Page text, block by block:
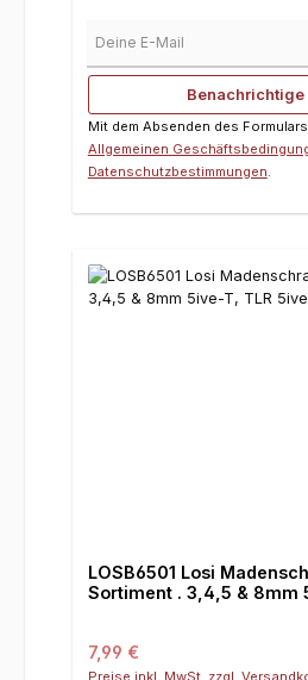
Benachrichtige
Mit dem Absenden des
Allgemeinen
Datenschutzbestimmungen.
LOSB6501 Losi
Sortiment . 3,4,5 & 8mm
Regulärer Preis:
7,99 €
Preise inkl. MwSt. zzgl.